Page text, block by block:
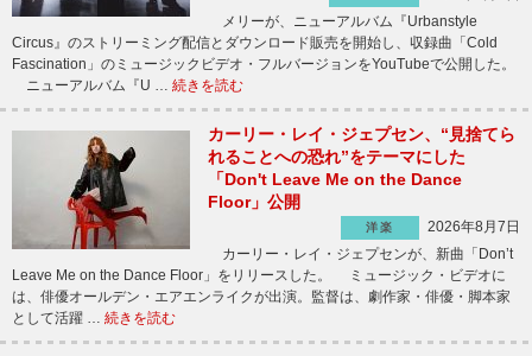
メリーが、ニューアルバム『Urbanstyle
Circus』のストリーミング配信とダウンロード販売を開始し、収録曲「Cold
Fascination」のミュージックビデオ・フルバージョンをYouTubeで公開した。
ニューアルバム『U … 続きを読む
カーリー・レイ・ジェプセン、“見捨てら
れることへの恐れ”をテーマにした
「Don't Leave Me on the Dance
Floor」公開
洋楽
2026年8月7日
カーリー・レイ・ジェプセンが、新曲「Don’t
Leave Me on the Dance Floor」をリリースした。 ミュージック・ビデオに
は、俳優オールデン・エアエンライクが出演。監督は、劇作家・俳優・脚本家
として活躍 … 続きを読む